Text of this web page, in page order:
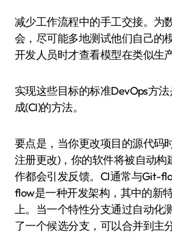
减少工作流程中的手工交接。为
会，尽可能多地测试他们自己的
开发人员时才查看模型在类似生
实现这些目标的标准DevOps方
成(CI)的方法。
要点是，当你更改项目的源代码
注册更改)，你的软件将被自动构
作都会引发反馈。CI通常与Git-
flow是一种开发架构，其中的新
上。当一个特性分支通过自动化
了一个候选分支，可以合并到主